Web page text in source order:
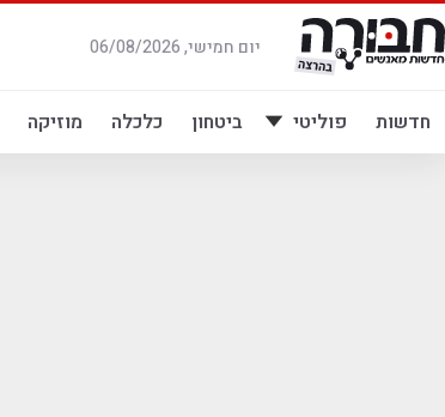
דלג
לתוכן
יום חמישי, 06/08/2026
חדשות פוליטי ביטחון כלכלה מוזיקה